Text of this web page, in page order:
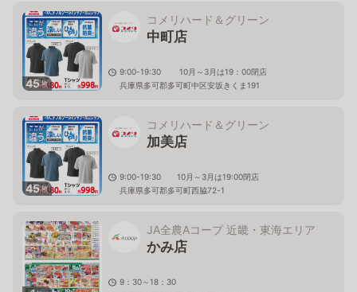
45枚
コメリハード＆グリーン
中町店
9:00-19:30 10月～3月は19：00閉店
兵庫県多可郡多可町中区安坂きくま191
45枚
コメリハード＆グリーン
加美店
9:00-19:30 10月～3月は19:00閉店
兵庫県多可郡多可町西脇72-1
JA全農Aコープ 近畿・東海エリア
かみ店
9：30～18：30